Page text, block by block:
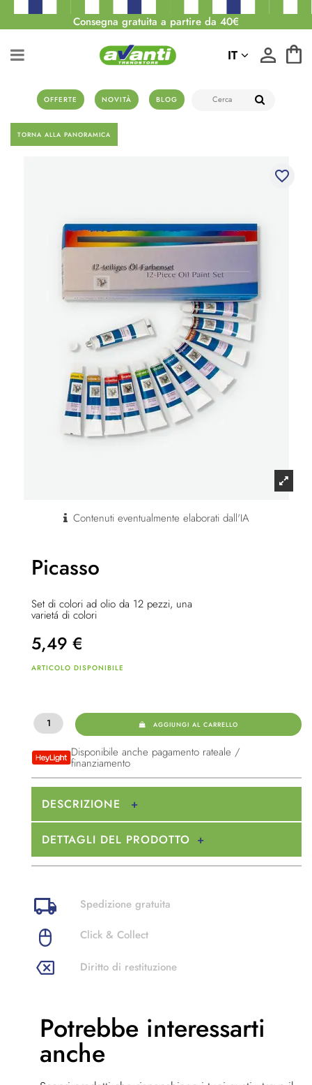
Consegna gratuita a partire da 40€
OFFERTE NOVITÀ BLOG
IT
TORNA ALLA PANORAMICA
favorite_border
Contenuti eventualmente elaborati dall'IA
Picasso
Set di colori ad olio da 12 pezzi, una
varietá di colori
5,49 €
ARTICOLO DISPONIBILE
AGGIUNGI AL CARRELLO
Disponibile anche pagamento rateale /
finanziamento
DESCRIZIONE
DETTAGLI DEL PRODOTTO
Spedizione gratuita
Click & Collect
Diritto di restituzione
Potrebbe interessarti
anche